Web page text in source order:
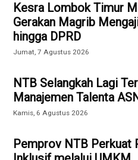
Kesra Lombok Timur
Gerakan Magrib
hingga DPRD
Jumat, 7 Agustus 2026
NTB Selangkah Lagi
Manajemen Talenta
Kamis, 6 Agustus 2026
Pemprov NTB Perkuat